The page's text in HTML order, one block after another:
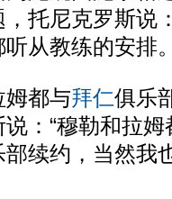
托尼克罗斯说
从教练的安排
都与拜仁俱乐
：“穆勒和拉
续约，当然我